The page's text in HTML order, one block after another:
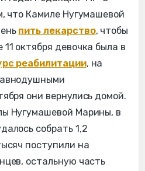
что Камиле Нугумашевой
пить лекарство, чтобы
октября девочка была в
реабилитации, на
они вернулись домой.
Нугумашевой Марины, в
собрать 1,2
поступили на
остальную часть